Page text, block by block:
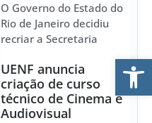
O Governo do Estado do
Rio de Janeiro decidiu
recriar a Secretaria
UENF anuncia
criação de curso
técnico de Cinema e
Audiovisual